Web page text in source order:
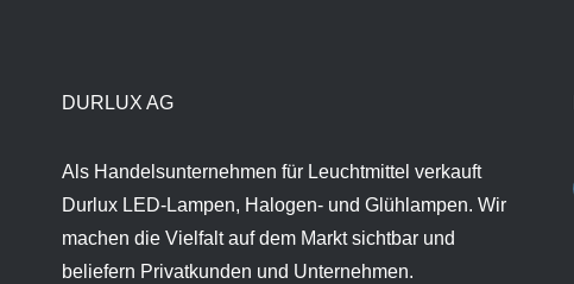
DURLUX AG
Als Handelsunternehmen für Leuchtmittel verkauft
Durlux LED-Lampen, Halogen- und Glühlampen. Wir
machen die Vielfalt auf dem Markt sichtbar und
beliefern Privatkunden und Unternehmen.